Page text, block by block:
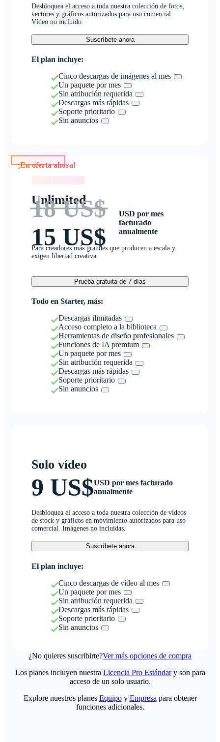
Desbloquea el acceso a toda nuestra colección de fotos,
vectores y gráficos autorizados para uso comercial.
Vídeo no incluido.
Suscríbete ahora
El plan incluye:
Cinco descargas de imágenes al mes
Un paquete por mes
Sin atribución requerida
Descargas más rápidas
Soporte prioritario
Sin anuncios
Unlimited
18 US$
15 US$
USD por mes
facturado
anualmente
Para creadores más grandes que producen a escala y
exigen libertad creativa
Prueba gratuita de 7 días
Todo en Starter, más:
Descargas ilimitadas
Acceso completo a la biblioteca
Herramientas de diseño profesionales
Funciones de IA premium
Un paquete por mes
Sin atribución requerida
Descargas más rápidas
Soporte prioritario
Sin anuncios
Solo vídeo
9 US$USD por mes facturado
anualmente
Desbloquea el acceso a toda nuestra colección de vídeos
de stock y gráficos en movimiento autorizados para uso
comercial. Imágenes no incluidas.
Suscríbete ahora
El plan incluye:
Cinco descargas de vídeo al mes
Un paquete por mes
Sin atribución requerida
Descargas más rápidas
Soporte prioritario
Sin anuncios
¿No quieres suscribirte?Ver más opciones de compra
Los planes incluyen nuestra Licencia Pro Estándary son para
acceso de un solo usuario.
Explore nuestros planes Equipoy Empresa para obtener
funciones adicionales.